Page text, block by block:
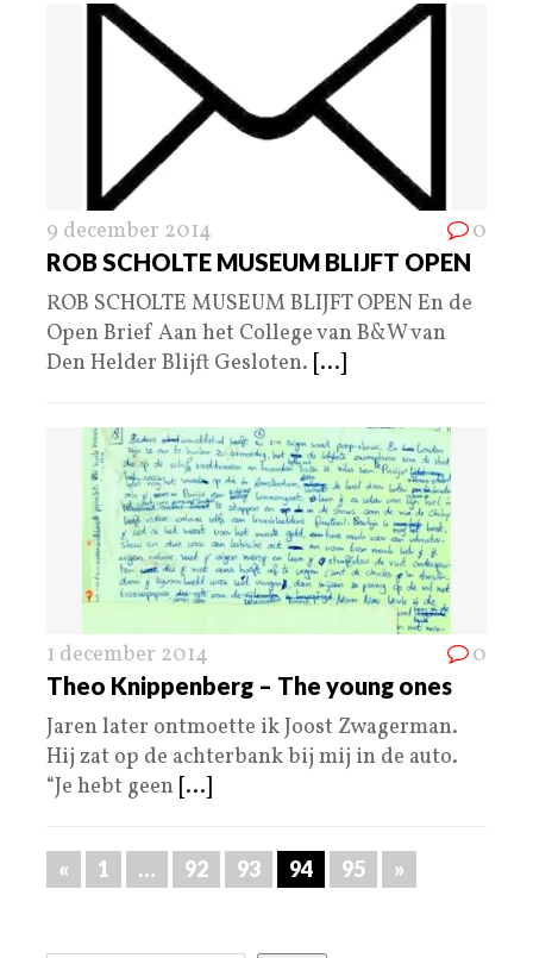
9 december 2014 0
ROB SCHOLTE MUSEUM BLIJFT OPEN
ROB SCHOLTE MUSEUM BLIJFT OPEN En de
Open Brief Aan het College van B&W van
Den Helder Blijft Gesloten. [...]
1 december 2014 0
Theo Knippenberg – The young ones
Jaren later ontmoette ik Joost Zwagerman.
Hij zat op de achterbank bij mij in de auto.
“Je hebt geen [...]
« 1 … 92 93 94 95 »